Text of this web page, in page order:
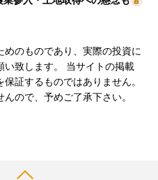
のものであり、実際の投資に
い致します。 当サイトの掲載
証するものではありません。
ので、予めご了承下さい。